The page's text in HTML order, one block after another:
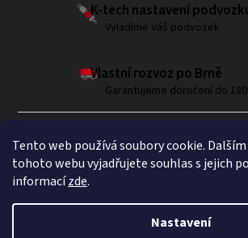
Tento web používá soubory cookie.
tohoto webu vyjadřujete souhlas s jejich
informacízde.
Nastavení
K-tech nastavení
Vyladíme Váš podvozek
Vlastní rozvoz po Brně
Garantujeme doručení do